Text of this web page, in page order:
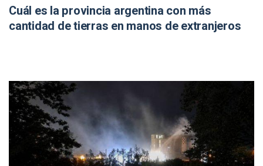
Cuál es la provincia argentina con más
cantidad de tierras en manos de extranjeros